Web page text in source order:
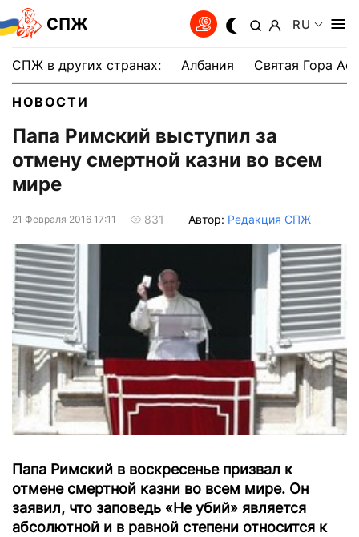
СПЖ RU
СПЖ в других странах: Албания Святая Гора
НОВОСТИ
Папа Римский выступил за
отмену смертной казни во всем
мире
21 Февраля 2016 17:11 831 Автор: Редакция СПЖ
Папа Римский в воскресенье призвал к
отмене смертной казни во всем мире. Он
заявил, что заповедь «Не убий» является
абсолютной и в равной степени относится к